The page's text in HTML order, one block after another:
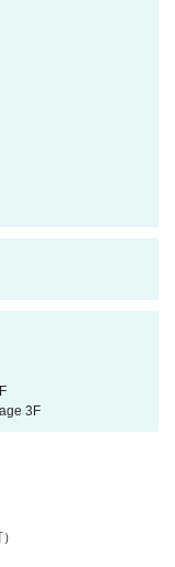
3F